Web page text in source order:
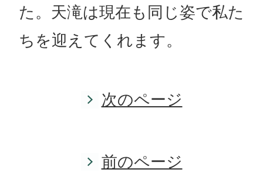
た。天滝は現在も同じ姿で私た
ちを迎えてくれます。
次のページ
前のページ